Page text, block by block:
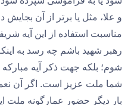
و علا، مثل یا برتر از آن بجایش
مناسبت استفاده از این آیه
رهبر شهید باشم چه رسد به
شوم؛ بلکه جهت ذکر آیه
شما ملت عزیز است. اگر آن
بار دیگر حضور عمارگونه ملت